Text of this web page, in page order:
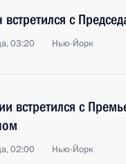
с
03:20 Нью-Йорк
встретился с
02:00 Нью-Йорк